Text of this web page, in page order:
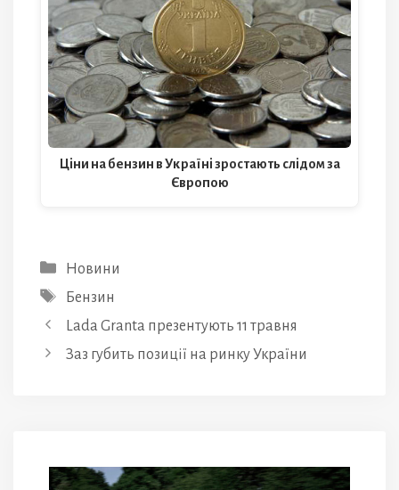
Ціни на бензин в Україні зростають слідом за
Європою
Категорії
Новини
Позначки
Бензин
Lada Granta презентують 11 травня
Заз губить позиції на ринку України